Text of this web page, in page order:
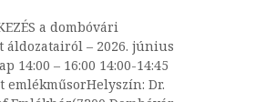
a dombóvári
áldozatairól – 2026. június
14:00 – 16:00 14:00-14:45
emlékműsorHelyszín: Dr.